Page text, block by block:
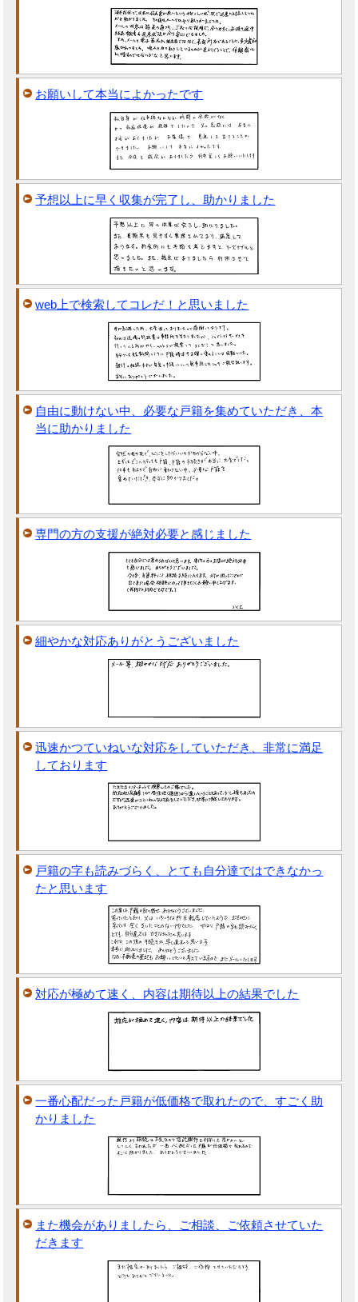
お願いして本当によかったです
予想以上に早く収集が完了し、助かりました
web上で検索してコレだ！と思いました
自由に動けない中、必要な戸籍を集めていただき、本
当に助かりました
専門の方の支援が絶対必要と感じました
細やかな対応ありがとうございました
迅速かつていねいな対応をしていただき、非常に満足
しております
戸籍の字も読みづらく、とても自分達ではできなかっ
たと思います
対応が極めて速く、内容は期待以上の結果でした
一番心配だった戸籍が低価格で取れたので、すごく助
かりました
また機会がありましたら、ご相談、ご依頼させていた
だきます